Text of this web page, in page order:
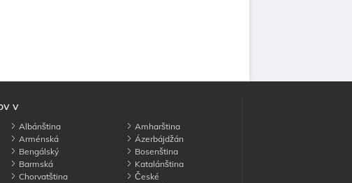
v
Albánština
Amharština
Arménská
Ázerbájdžán
Bengálský
Bosenština
Barmská
Katalánština
Chorvatština
České